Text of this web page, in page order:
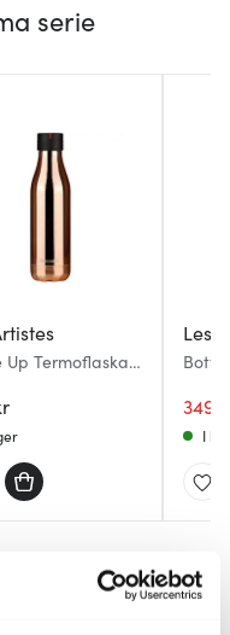
serie
Up Termoflaska
Les
349
I